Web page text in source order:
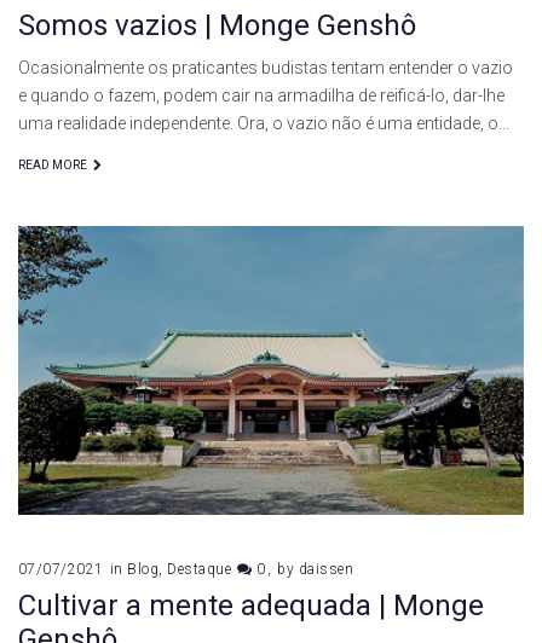
Somos vazios | Monge Genshô
Ocasionalmente os praticantes budistas tentam entender o vazio
e quando o fazem, podem cair na armadilha de reificá-lo, dar-lhe
uma realidade independente. Ora, o vazio não é uma entidade, o…
READ MORE
07/07/2021 in Blog, Destaque 0 by daissen
Cultivar a mente adequada | Monge